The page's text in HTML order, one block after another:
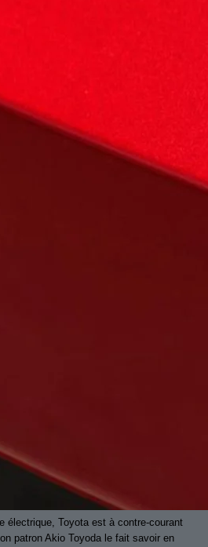
électrique, Toyota est à contre-courant
patron Akio Toyoda le fait savoir en